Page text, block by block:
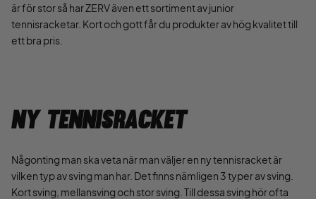
är för stor så har ZERV även ett sortiment av junior
tennisracketar. Kort och gott får du produkter av hög kvalitet till
ett bra pris.
Ny Tennisracket
Någonting man ska veta när man väljer en ny tennisracket är
vilken typ av sving man har. Det finns nämligen 3 typer av sving.
Kort sving, mellansving och stor sving. Till dessa sving hör ofta